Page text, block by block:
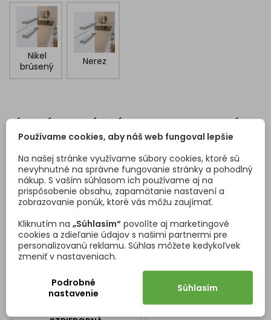
Nikel
brúsený
Nerez
ZÁKAZNÍCI, KTORÍ SI KÚPILI TENTO PRODUKT, KÚPILI
TIEŽ:
SKRUTKA PRE SPÁJANIE
PRACOVNÝCH DOSIEK AVB
Používame cookies, aby náš web fungoval lepšie
Na našej stránke využívame súbory cookies, ktoré sú
nevyhnutné na správne fungovanie stránky a pohodlný
nákup. S vaším súhlasom ich používame aj na
prispôsobenie obsahu, zapamätanie nastavení a
zobrazovanie ponúk, ktoré vás môžu zaujímať.
Kliknutím na „Súhlasím“ povolíte aj marketingové
cookies a zdieľanie údajov s našimi partnermi pre
personalizovanú reklamu. Súhlas môžete kedykoľvek
zmeniť v nastaveniach.
Podrobné
nastavenie
Súhlasím